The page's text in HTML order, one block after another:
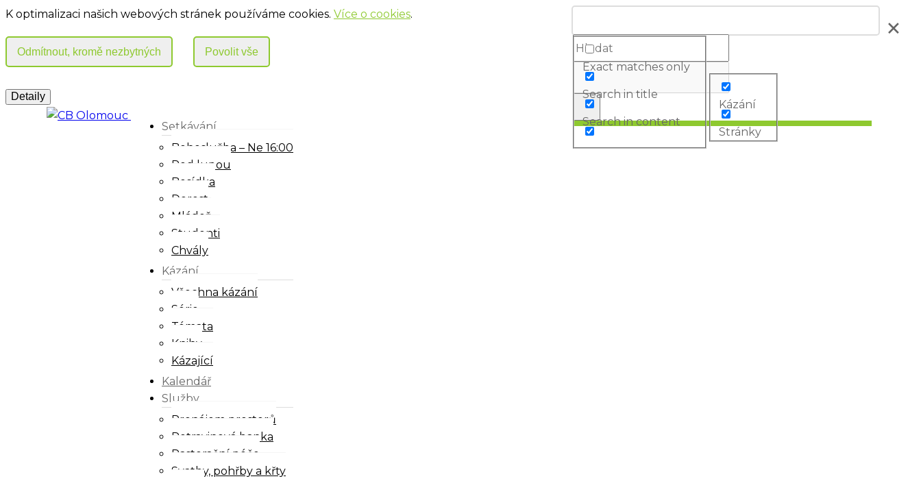
K optimalizaci našich webových stránek používáme cookies. Více o cookies.
Setkávání
Bohoslužba – Ne 16:00
Pod lupou
Besídka
Dorost
Mládež
Studenti
Chvály
Kázání
Všechna kázání
Série
Témata
Knihy
Kázající
Kalendář
Služby
Pronájem prostorů
Potravinová banka
Pastorační péče
Svatby, pohřby a křty
Exact matches only
Search in title
Search in content
Kázání
Stránky